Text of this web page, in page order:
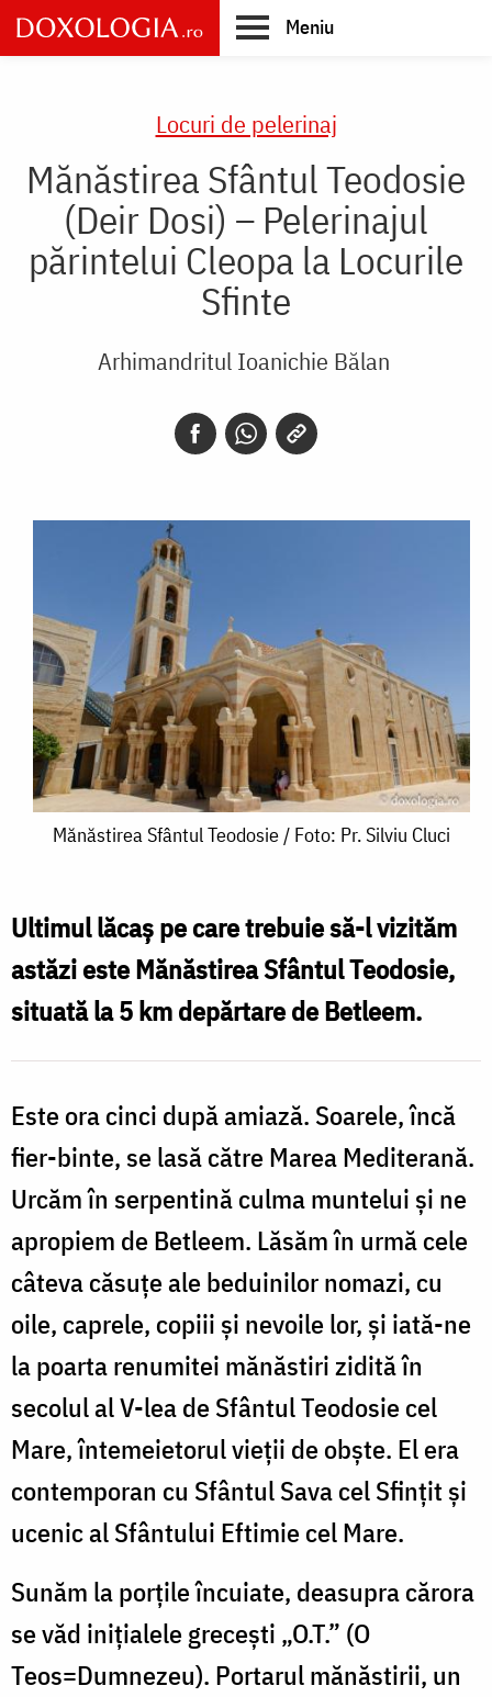
Skip
to
main
Meniu
Locuri de pelerinaj
Mănăstirea Sfântul Teodosie
(Deir Dosi) – Pelerinajul
părintelui Cleopa la Locurile
Sfinte
Arhimandritul Ioanichie Bălan
Mănăstirea
/
Foto:
Pr.
Silviu
Cluci
Mănăstirea Sfântul Teodosie / Foto: Pr. Silviu Cluci
Ultimul lăcaș pe care trebuie să-l vizităm
astăzi este Mănăstirea Sfântul Teodosie,
situată la 5 km depărtare de Betleem.
Este ora cinci după amiază. Soarele, încă
fier-binte, se lasă către Marea Mediterană.
Urcăm în serpentină culma muntelui și ne
apropiem de Betleem. Lăsăm în urmă cele
câteva căsuțe ale beduinilor nomazi, cu
oile, caprele, copiii și nevoile lor, și iată-ne
la poarta renumitei mănăstiri zidită în
secolul al V-lea de Sfântul Teodosie cel
Mare, întemeietorul vieții de obște. El era
contemporan cu Sfântul Sava cel Sfințit și
ucenic al Sfântului Eftimie cel Mare.
Sunăm la porțile încuiate, deasupra cărora
se văd inițialele grecești „O.T.” (O
Teos=Dumnezeu). Portarul mănăstirii, un